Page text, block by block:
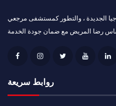
الجديدة ، والتطور كمستشفى مرجعي
رضا المريض مع ضمان جودة الخدمة
روابط سريعة